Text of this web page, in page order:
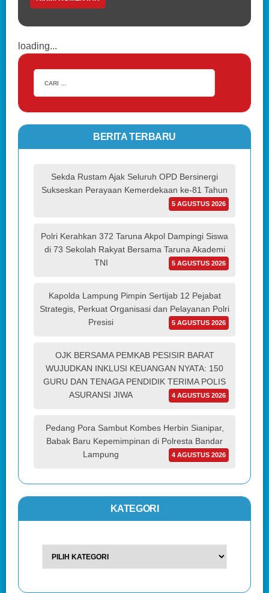
loading...
BERITA TERBARU
Sekda Rustam Ajak Seluruh OPD Bersinergi
Sukseskan Perayaan Kemerdekaan ke-81 Tahun
5 AGUSTUS 2026
Polri Kerahkan 372 Taruna Akpol Dampingi Siswa
di 73 Sekolah Rakyat Bersama Taruna Akademi
TNI
5 AGUSTUS 2026
Kapolda Lampung Pimpin Sertijab 12 Pejabat
Strategis, Perkuat Organisasi dan Pelayanan Polri
Presisi
5 AGUSTUS 2026
OJK BERSAMA PEMKAB PESISIR BARAT
WUJUDKAN INKLUSI KEUANGAN NYATA: 150
GURU DAN TENAGA PENDIDIK TERIMA POLIS
ASURANSI JIWA
4 AGUSTUS 2026
Pedang Pora Sambut Kombes Herbin Sianipar,
Babak Baru Kepemimpinan di Polresta Bandar
Lampung
4 AGUSTUS 2026
KATEGORI